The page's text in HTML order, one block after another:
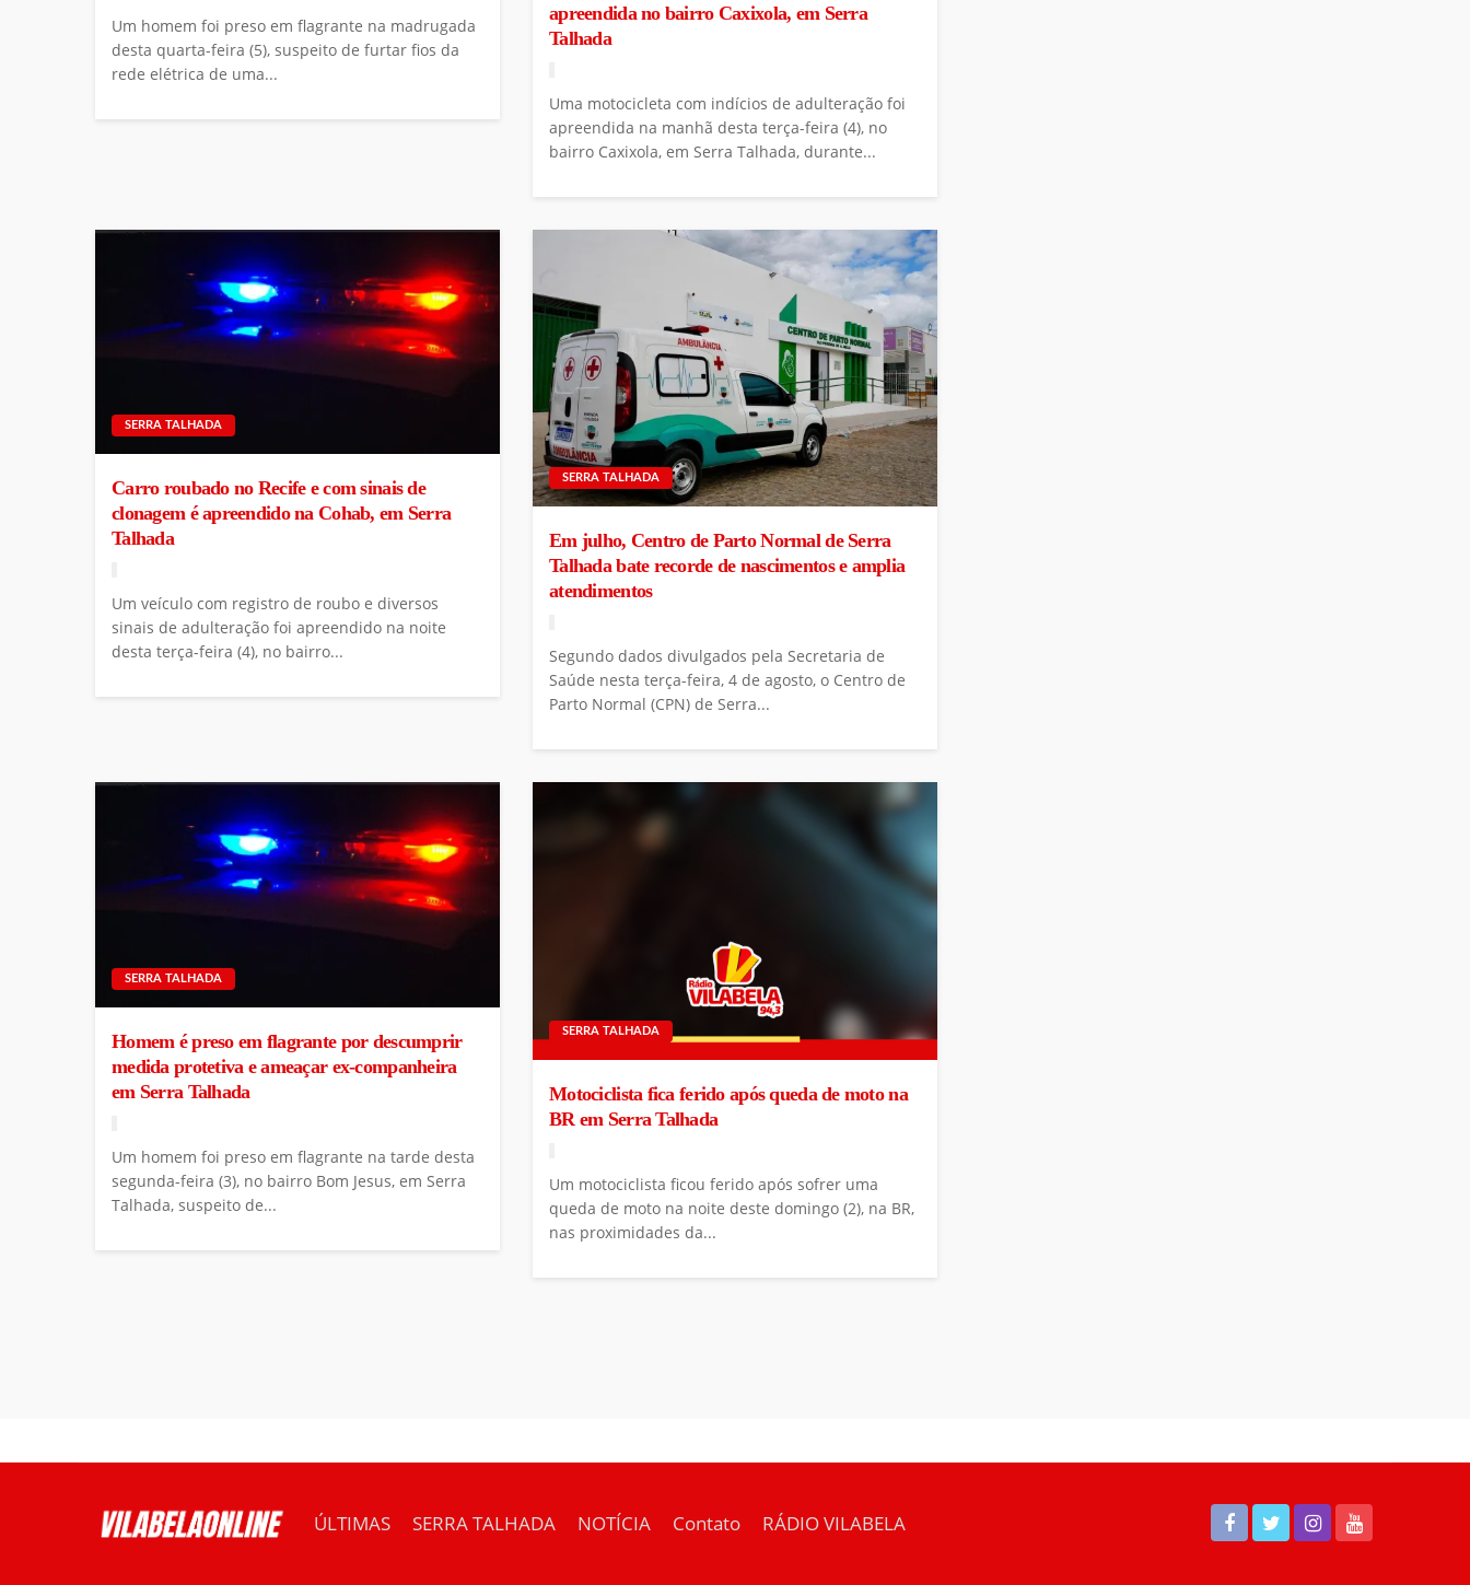
Um homem foi preso em flagrante na madrugada
desta quarta-feira (5), suspeito de furtar fios da
rede elétrica de uma...
apreendida no bairro Caxixola, em Serra
Talhada
Uma motocicleta com indícios de adulteração foi
apreendida na manhã desta terça-feira (4), no
bairro Caxixola, em Serra Talhada, durante...
SERRA TALHADA
Carro roubado no Recife e com sinais de
clonagem é apreendido na Cohab, em Serra
Talhada
Um veículo com registro de roubo e diversos
sinais de adulteração foi apreendido na noite
desta terça-feira (4), no bairro...
SERRA TALHADA
Em julho, Centro de Parto Normal de Serra
Talhada bate recorde de nascimentos e amplia
atendimentos
Segundo dados divulgados pela Secretaria de
Saúde nesta terça-feira, 4 de agosto, o Centro de
Parto Normal (CPN) de Serra...
SERRA TALHADA
Homem é preso em flagrante por descumprir
medida protetiva e ameaçar ex-companheira
em Serra Talhada
Um homem foi preso em flagrante na tarde desta
segunda-feira (3), no bairro Bom Jesus, em Serra
Talhada, suspeito de...
SERRA TALHADA
Motociclista fica ferido após queda de moto na
BR em Serra Talhada
Um motociclista ficou ferido após sofrer uma
queda de moto na noite deste domingo (2), na BR,
nas proximidades da...
ÚLTIMAS SERRA TALHADA NOTÍCIA Contato RÁDIO VILABELA